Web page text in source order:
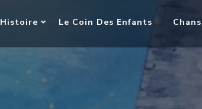
Histoire Le Coin Des Enfants